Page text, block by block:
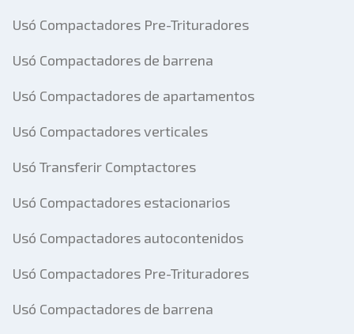
Usó Compactadores Pre-Trituradores
Usó Compactadores de barrena
Usó Compactadores de apartamentos
Usó Compactadores verticales
Usó Transferir Comptactores
Usó Compactadores estacionarios
Usó Compactadores autocontenidos
Usó Compactadores Pre-Trituradores
Usó Compactadores de barrena